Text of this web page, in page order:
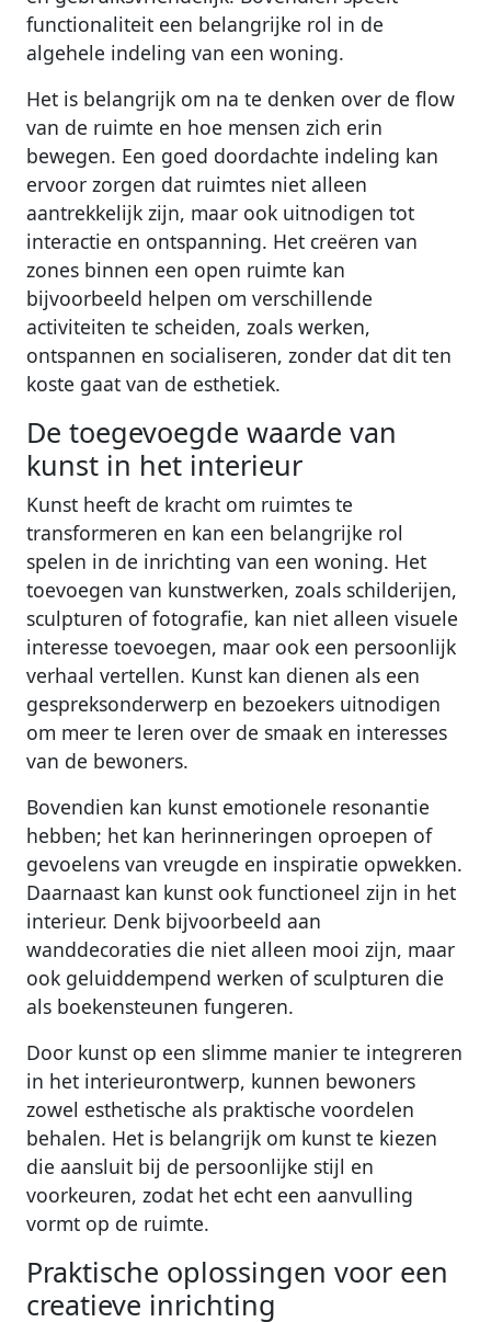
functionaliteit een belangrijke rol in de
algehele indeling van een woning.
Het is belangrijk om na te denken over de flow
van de ruimte en hoe mensen zich erin
bewegen. Een goed doordachte indeling kan
ervoor zorgen dat ruimtes niet alleen
aantrekkelijk zijn, maar ook uitnodigen tot
interactie en ontspanning. Het creëren van
zones binnen een open ruimte kan
bijvoorbeeld helpen om verschillende
activiteiten te scheiden, zoals werken,
ontspannen en socialiseren, zonder dat dit ten
koste gaat van de esthetiek.
De toegevoegde waarde van
kunst in het interieur
Kunst heeft de kracht om ruimtes te
transformeren en kan een belangrijke rol
spelen in de inrichting van een woning. Het
toevoegen van kunstwerken, zoals schilderijen,
sculpturen of fotografie, kan niet alleen visuele
interesse toevoegen, maar ook een persoonlijk
verhaal vertellen. Kunst kan dienen als een
gespreksonderwerp en bezoekers uitnodigen
om meer te leren over de smaak en interesses
van de bewoners.
Bovendien kan kunst emotionele resonantie
hebben; het kan herinneringen oproepen of
gevoelens van vreugde en inspiratie opwekken.
Daarnaast kan kunst ook functioneel zijn in het
interieur. Denk bijvoorbeeld aan
wanddecoraties die niet alleen mooi zijn, maar
ook geluiddempend werken of sculpturen die
als boekensteunen fungeren.
Door kunst op een slimme manier te integreren
in het interieurontwerp, kunnen bewoners
zowel esthetische als praktische voordelen
behalen. Het is belangrijk om kunst te kiezen
die aansluit bij de persoonlijke stijl en
voorkeuren, zodat het echt een aanvulling
vormt op de ruimte.
Praktische oplossingen voor een
creatieve inrichting